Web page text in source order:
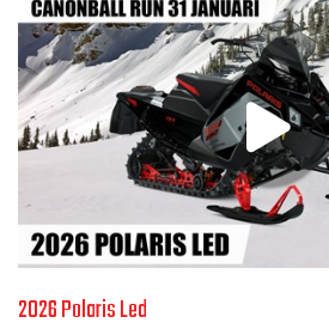
2026 Polaris Led